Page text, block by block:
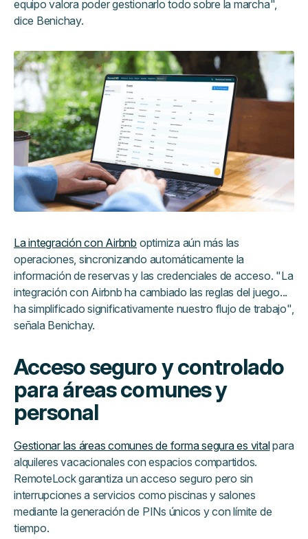
equipo valora poder gestionarlo todo sobre la marcha",
dice Benichay.
La integración con Airbnb optimiza aún más las
operaciones, sincronizando automáticamente la
información de reservas y las credenciales de acceso. "La
integración con Airbnb ha cambiado las reglas del juego...
ha simplificado significativamente nuestro flujo de trabajo",
señala Benichay.
Acceso seguro y controlado
para áreas comunes y
personal
Gestionar las áreas comunes de forma segura es vitalpara
alquileres vacacionales con espacios compartidos.
RemoteLock garantiza un acceso seguro pero sin
interrupciones a servicios como piscinas y salones
mediante la generación de PINs únicos y con límite de
tiempo.